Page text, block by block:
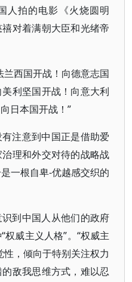
人拍的电影《火烧圆明
对着满朝大臣和光绪帝
兰西国开战！向德意志国
利坚国开战！向意大利
日本国开战！”
注意到中国正是借助爱
理和外交对待的战略战
一根自卑-优越感交织的
到中国人从他们的政府
威主义人格”。“权威主
性，倾向于特别关注权力
敌我思维方式，难以忍